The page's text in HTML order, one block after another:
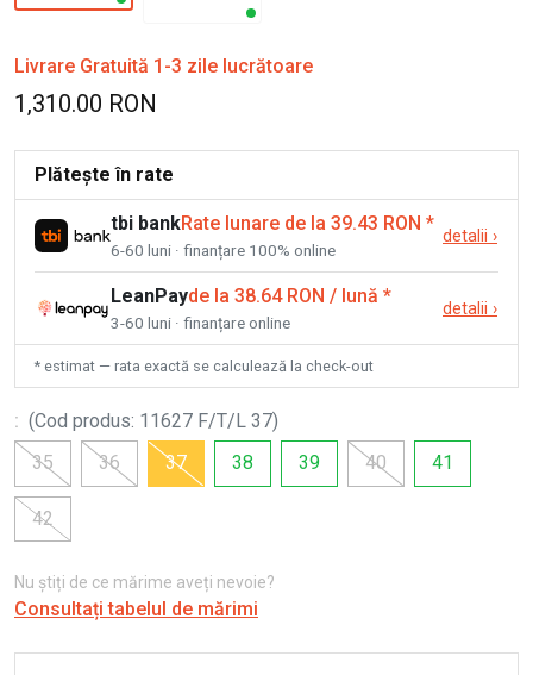
Livrare Gratuită 1-3 zile lucrătoare
1,310.00 RON
Plătește în rate
tbi bankRate lunare de la 39.43 RON *
6-60 luni · finanțare 100% online
detalii ›
LeanPayde la 38.64 RON / lună *
3-60 luni · finanțare online
detalii ›
* estimat — rata exactă se calculează la check-out
: (Cod produs: 11627 F/T/L 37)
35
36 37 38 39 40 41
42
Nu știți de ce mărime aveți nevoie?
Consultați tabelul de mărimi